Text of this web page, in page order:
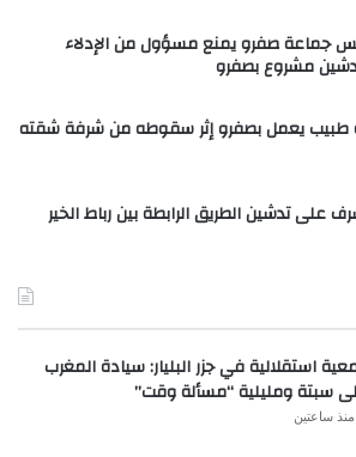
جماعة صفرو يمنع مسؤول من الإدلاء
مشروع بصفرو
يعمل بصفرو إثر سقوطه من شرفة شقته
على تدشين الطريق الرابطة بين رباط الخير
استقلالية في جزر البليار: سيادة المغرب
سبتة ومليلية “مسألة وقت”
منذ ساعتين